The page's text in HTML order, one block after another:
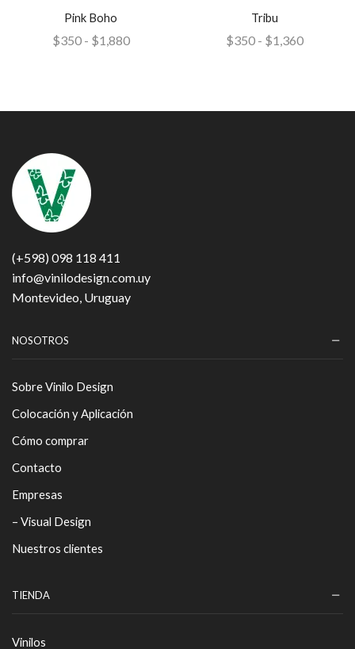
Pink Boho
$350 - $1,880
Tribu
$350 - $1,360
(+598) 098 118 411
info@vinilodesign.com.uy
Montevideo, Uruguay
NOSOTROS
Sobre Vinilo Design
Colocación y Aplicación
Cómo comprar
Contacto
Empresas
– Visual Design
Nuestros clientes
TIENDA
Vinilos